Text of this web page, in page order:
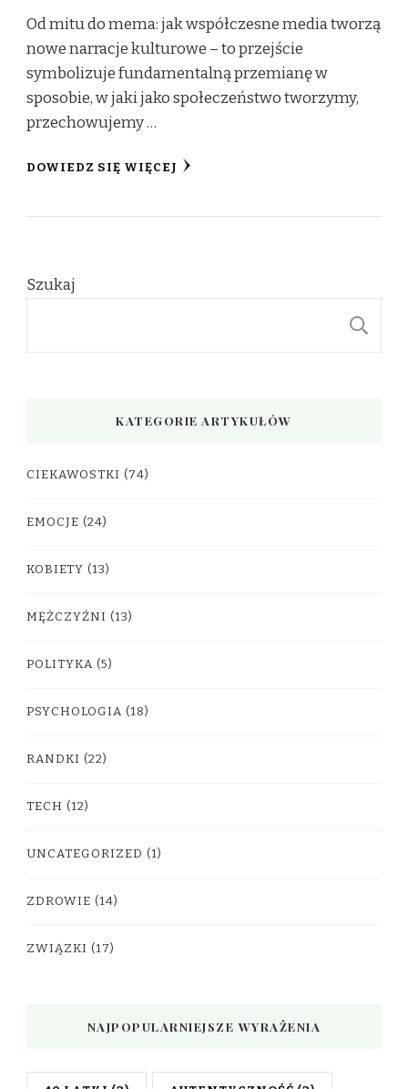
Od mitu do mema: jak współczesne media tworzą
nowe narracje kulturowe – to przejście
symbolizuje fundamentalną przemianę w
sposobie, w jaki jako społeczeństwo tworzymy,
przechowujemy …
DOWIEDZ SIĘ WIĘCEJ
Szukaj
KATEGORIE ARTYKUŁÓW
CIEKAWOSTKI (74)
EMOCJE (24)
KOBIETY (13)
MĘŻCZYŹNI (13)
POLITYKA (5)
PSYCHOLOGIA (18)
RANDKI (22)
TECH (12)
UNCATEGORIZED (1)
ZDROWIE (14)
ZWIĄZKI (17)
NAJPOPULARNIEJSZE WYRAŻENIA